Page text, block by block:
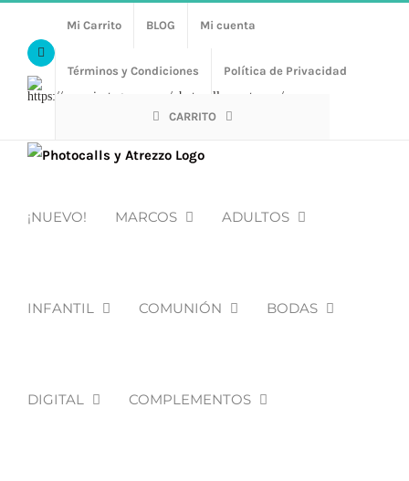
contenidoFacebook
Https://www.instagram.com/photocalls_y_atrezzo/
Mi Carrito BLOG Mi cuenta
Términos y Condiciones Política de Privacidad
CARRITO
¡NUEVO! MARCOS ADULTOS
INFANTIL COMUNIÓN BODAS
DIGITAL COMPLEMENTOS